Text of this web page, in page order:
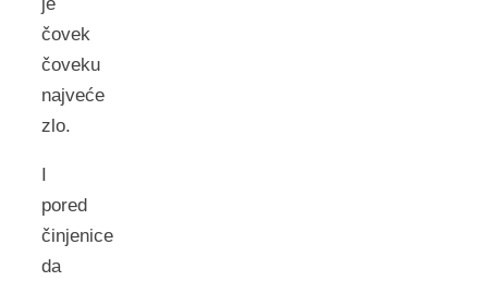
čovek
čoveku
najveće
zlo.
I
pored
činjenice
da